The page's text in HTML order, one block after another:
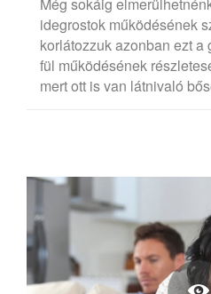
Még sokáig
idegrostok működésének
korlátozzuk azonban ezt a
fül működésének
mert ott is van látnivaló